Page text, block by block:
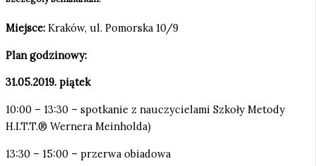
Miejsce: Kraków, ul. Pomorska 10/9
Plan godzinowy:
31.05.2019. piątek
10:00 – 13:30 – spotkanie z nauczycielami Szkoły Metody
H.I.T.T.® Wernera Meinholda)
13:30 – 15:00 – przerwa obiadowa